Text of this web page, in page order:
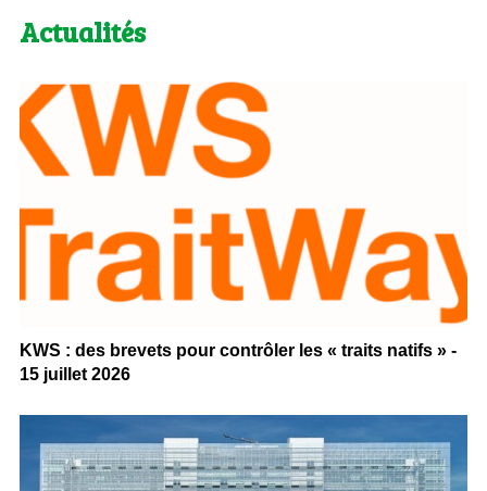
Actualités
KWS : des brevets pour contrôler les « traits natifs » -
15 juillet 2026